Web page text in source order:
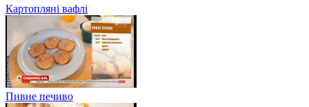
Картопляні вафлі
Пивне печиво